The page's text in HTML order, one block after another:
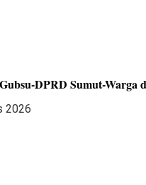
DPRD Sumut-Warga
2026